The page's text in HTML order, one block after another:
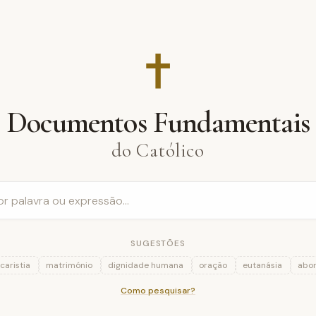
✝︎
Documentos Fundamentais
do Católico
SUGESTÕES
matrimónio dignidade humana oração eutanásia
Como pesquisar?